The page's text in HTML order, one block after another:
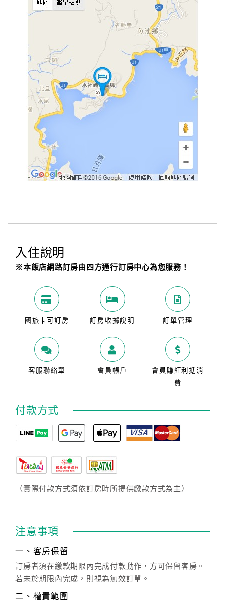
入住說明
※本飯店網路訂房由四方通行訂房中心為您服務！
國旅卡可訂房 訂房收據說明 訂單管理
客服聯絡單 會員帳戶
會員賺紅利抵消
費
付款方式
（實際付款方式須依訂房時所提供繳款方式為主）
注意事項
一、客房保留
訂房者須在繳款期限內完成付款動作，方可保留客房。
若未於期限內完成，則視為無效訂單。
二、權責範圍